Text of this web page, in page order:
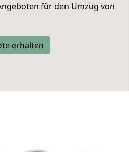
für den Umzug von
erhalten